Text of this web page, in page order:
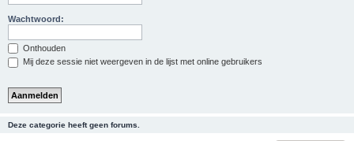
Wachtwoord:
Onthouden
Mij deze sessie niet weergeven in de lijst met online gebruikers
Deze categorie heeft geen forums.